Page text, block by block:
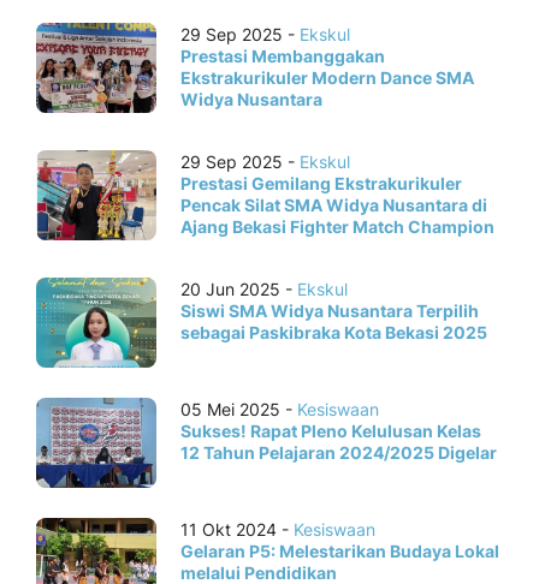
29 Sep 2025 - Ekskul
Prestasi Membanggakan
Ekstrakurikuler Modern Dance SMA
Widya Nusantara
29 Sep 2025 - Ekskul
Prestasi Gemilang Ekstrakurikuler
Pencak Silat SMA Widya Nusantara di
Ajang Bekasi Fighter Match Champion
20 Jun 2025 - Ekskul
Siswi SMA Widya Nusantara Terpilih
sebagai Paskibraka Kota Bekasi 2025
05 Mei 2025 - Kesiswaan
Sukses! Rapat Pleno Kelulusan Kelas
12 Tahun Pelajaran 2024/2025 Digelar
11 Okt 2024 - Kesiswaan
Gelaran P5: Melestarikan Budaya Lokal
melalui Pendidikan